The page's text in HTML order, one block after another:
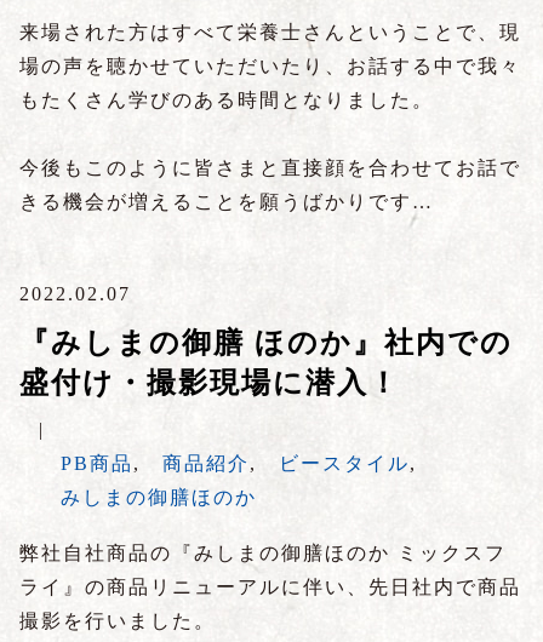
来場された方はすべて栄養士さんということで、現
場の声を聴かせていただいたり、お話する中で我々
もたくさん学びのある時間となりました。
今後もこのように皆さまと直接顔を合わせてお話で
きる機会が増えることを願うばかりです…
2022.02.07
『みしまの御膳 ほのか』社内での
盛付け・撮影現場に潜入！
|
PB商品 , 商品紹介, ビースタイル,
みしまの御膳ほのか
弊社自社商品の『みしまの御膳ほのか ミックスフ
ライ』の商品リニューアルに伴い、先日社内で商品
撮影を行いました。